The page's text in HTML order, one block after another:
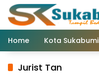
Langsung
konten
Home
Kota Sukabumi
Jurist Tan